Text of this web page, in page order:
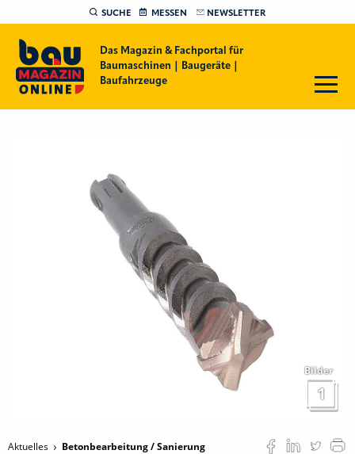
SUCHE MESSEN NEWSLETTER
Das Magazin & Fachportal für
Baumaschinen | Baugeräte |
Baufahrzeuge
Bilder
1
Aktuelles Betonbearbeitung / Sanierung